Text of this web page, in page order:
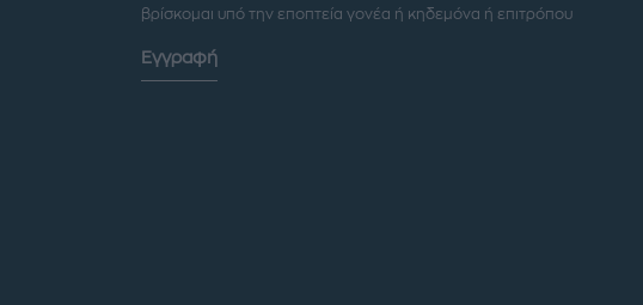
βρίσκομαι υπό την εποπτεία γονέα ή κηδεμόνα ή επιτρόπου
Εγγραφή